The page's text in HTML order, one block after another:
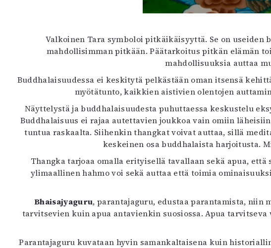
Valkoinen Tara symboloi pitkäikäisyyttä. Se on useiden
mahdollisimman pitkään. Päätarkoitus pitkän elämän
mahdollisuuksia auttaa
Buddhalaisuudessa ei keskitytä pelkästään oman itsensä
myötätunto, kaikkien aistivien olentojen
Näyttelystä ja buddhalaisuudesta puhuttaessa keskustelu
Buddhalaisuus ei rajaa autettavien joukkoa vain omiin
tuntua raskaalta. Siihenkin thangkat voivat auttaa, sillä
keskeinen osa buddhalaista harjoitusta.
Thangka tarjoaa omalla erityisellä tavallaan sekä apua,
ylimaallinen hahmo voi sekä auttaa että toimia
Bhaisajyaguru, parantajaguru, edustaa parantamista,
tarvitsevien kuin apua antavienkin suosiossa. Apua
Parantajaguru kuvataan hyvin samankaltaisena kuin